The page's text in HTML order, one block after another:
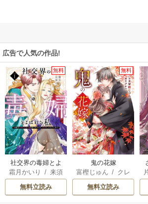
広告で人気の作品!
無料
社交界の毒婦とよ
ばれる私～素敵な
辺境伯令息に腕を
折られたので、責
霜月かいり /来須
みかん
無料立読み
無料
鬼の花嫁
富樫じゅん / クレ
ハ
無料立読み